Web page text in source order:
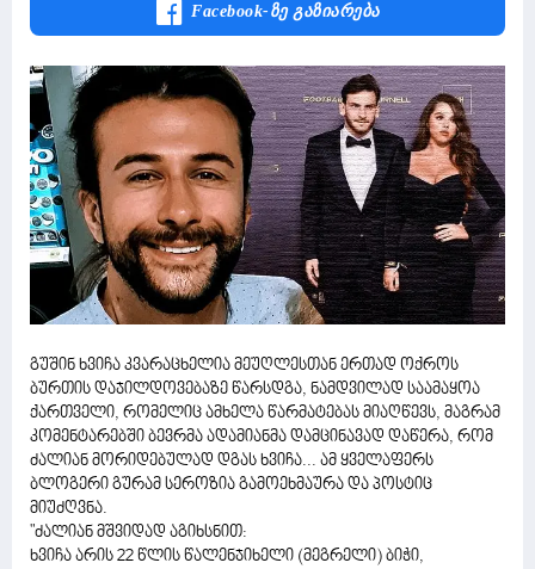
Facebook-Ზე Გაზიარება
გუშინ ხვიჩა კვარაცხელია მეუღლესთან ერთად ოქროს
ბურთის დაჯილდოვებაზე წარსდგა, ნამდვილად საამაყოა
ქართველი, რომელიც ამხელა წარმატებას მიაღწევს, მაგრამ
კომენტარებში ბევრმა ადამიანმა დამცინავად დაწერა, რომ
ძალიან მორიდებულად დგას ხვიჩა... ამ ყველაფერს
ბლოგერი გურამ სეროზია გამოეხმაურა და პოსტიც
მიუძღვნა.
"ძალიან მშვიდად აგიხსნით:
ხვიჩა არის 22 წლის წალენჯიხელი (მეგრელი) ბიჭი,